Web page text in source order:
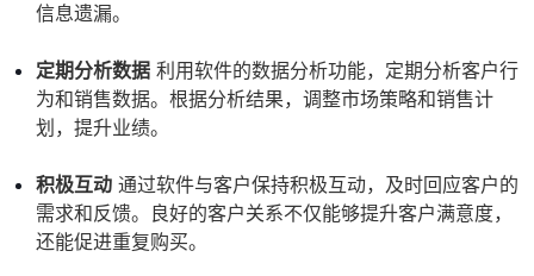
信息遗漏。
定期分析数据 利用软件的数据分析功能，定期分析客户行
为和销售数据。根据分析结果，调整市场策略和销售计
划，提升业绩。
积极互动 通过软件与客户保持积极互动，及时回应客户的
需求和反馈。良好的客户关系不仅能够提升客户满意度，
还能促进重复购买。